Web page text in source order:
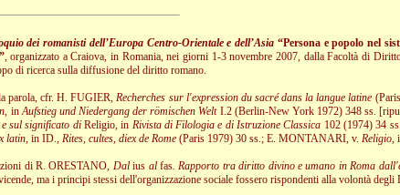
dei romanisti dell’Europa Centro-Orientale e dell’Asia “Persona e popolo nel
, organizzato a Craiova, in Romania, nei giorni 1-3 novembre 2007, dalla Facoltà di
di ricerca sulla diffusione del diritto romano.
parola, cfr.H. FUGIER,Recherches sur l'expression du sacré dans la langue latine
, inAufstieg und Niedergang der römischen WeltI.2 (Berlin-New York 1972) 348 ss.
sul significato di Religio, in Rivista di Filologia e di Istruzione Classica 102 (1974) 34
latin, in ID., Rites, cultes, diex de Rome (Paris 1979) 30 ss.; E. MONTANARI, v. Religio,
di R.ORESTANO, Dalius alfas. Rapporto tra diritto divino e umano in Roma
ma i principi stessi dell'organizzazione sociale fossero rispondenti alla volontà degli